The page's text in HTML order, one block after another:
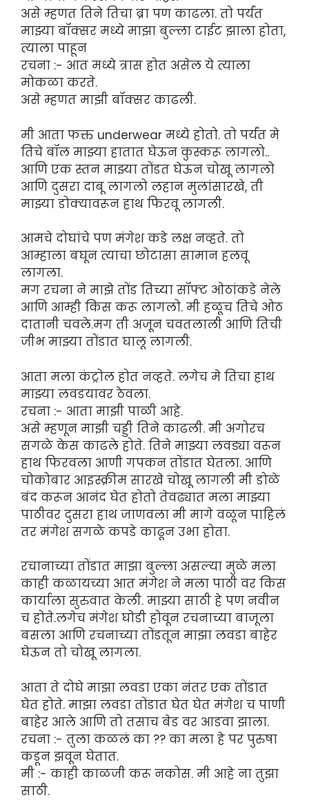
असे म्हणत तिने तिचा ब्रा पण काढला. तो पर्यंत
माझ्या बॉक्सर मध्ये माझा बुल्ला टाईट झाला होता,
त्याला पाहून
रचना :- आत मध्ये त्रास होत असेल ये त्याला
मोकळा करते.
असे म्हणत माझी बॉक्सर काढली.
मी आता फक्त underwear मध्ये होतो. तो पर्यंत मे
तिचे बॉल माझ्या हातात घेऊन कुस्करू लागलो..
आणि एक स्तन माझ्या तोंडत घेऊन चोखू लागलो
आणि दुसरा दाबू लागलो लहान मुलांसारखे, ती
माझ्या डोक्यावरून हाथ फिरवू लागली.
आमचे दोघांचे पण मंगेश कडे लक्ष नव्हते. तो
आम्हाला बघून त्याचा छोटासा सामान हलवू
लागला.
मग रचना ने माझे तोंड तिच्या सॉफ्ट ओठांकडे नेले
आणि आम्ही किस करू लागलो. मी हळूच तिचे ओठ
दातानी चवले.मग ती अजून चवतलाली आणि तिची
जीभ माझ्या तोंडात घालू लागली.
आता मला कंट्रोल होत नव्हते. लगेच मे तिचा हाथ
माझ्या लवडयावर ठेवला.
रचना :- आता माझी पाळी आहे.
असे म्हणून माझी चड्डी तिने काढली. मी अगोरच
सगळे केस काढले होते. तिने माझ्या लवड्या वरून
हाथ फिरवला आणी गपकन तोंडात घेतला. आणि
चोकोबार आइस्क्रीम सारखे चोखू लागली मी डोळे
बंद करून आनंद घेत होतो तेवढ्यात मला माझ्या
पाठीवर दुसरा हाथ जाणवला मी मागे वळून पाहिलं
तर मंगेश सगळे कपडे काढून उभा होता.
रचानाच्या तोंडात माझा बुल्ला असल्या मुळे मला
काही कळायच्या आत मंगेश ने मला पाठी वर किस
कार्याला सुरुवात केली. माझ्या साठी हे पण नवीन
च होते.लगेच मंगेश घोडी होवून रचनाच्या बाजूला
बसला आणि रचनाच्या तोंडतून माझा लवडा बाहेर
घेऊन तो चोखू लागला.
आता ते दोघे माझा लवडा एका नंतर एक तोंडात
घेत होते. माझा लवडा तोंडात घेत घेत मंगेश च पाणी
बाहेर आले आणि तो तसाच बेड वर आडवा झाला.
रचना :- तुला कळलं का ?? का मला हे पर पुरुषा
कडून झवून घेतात.
मी :- काही काळजी करू नकोस. मी आहे ना तुझा
साठी.